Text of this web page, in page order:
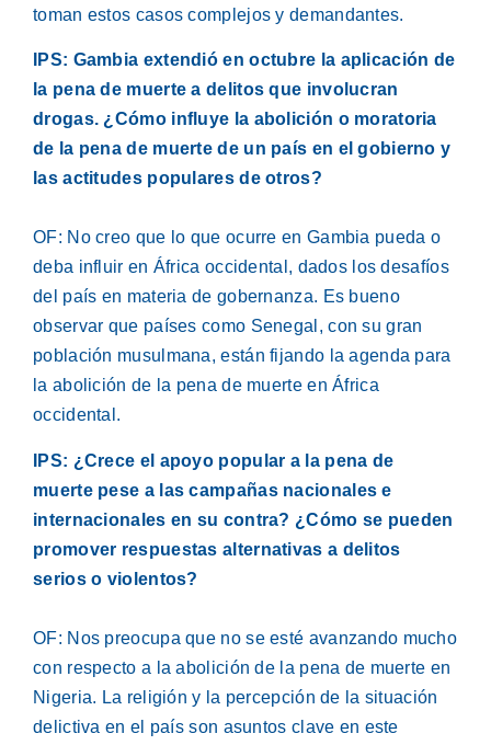
toman estos casos complejos y demandantes.
IPS: Gambia extendió en octubre la aplicación de
la pena de muerte a delitos que involucran
drogas. ¿Cómo influye la abolición o moratoria
de la pena de muerte de un país en el gobierno y
las actitudes populares de otros?
OF: No creo que lo que ocurre en Gambia pueda o
deba influir en África occidental, dados los desafíos
del país en materia de gobernanza. Es bueno
observar que países como Senegal, con su gran
población musulmana, están fijando la agenda para
la abolición de la pena de muerte en África
occidental.
IPS: ¿Crece el apoyo popular a la pena de
muerte pese a las campañas nacionales e
internacionales en su contra? ¿Cómo se pueden
promover respuestas alternativas a delitos
serios o violentos?
OF: Nos preocupa que no se esté avanzando mucho
con respecto a la abolición de la pena de muerte en
Nigeria. La religión y la percepción de la situación
delictiva en el país son asuntos clave en este